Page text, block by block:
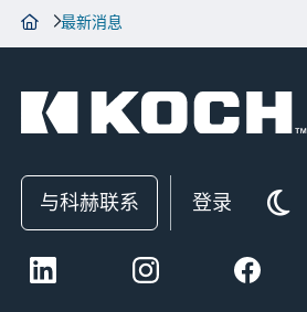
最新消息
与科赫联系 登录